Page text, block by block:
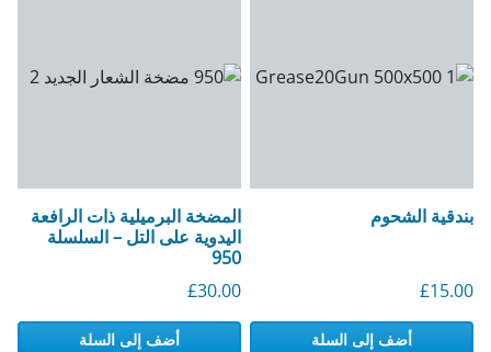
بندقية الشحوم
£15.00
أضف إلى السلة
المضخة البرميلية ذات الرافعة
اليدوية على التل – السلسلة
950
£30.00
أضف إلى السلة